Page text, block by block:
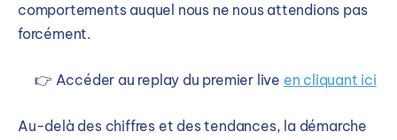
comportements auquel nous ne nous attendions pas
forcément.
👉 Accéder au replay du premier live en cliquant ici
Au-delà des chiffres et des tendances, la démarche